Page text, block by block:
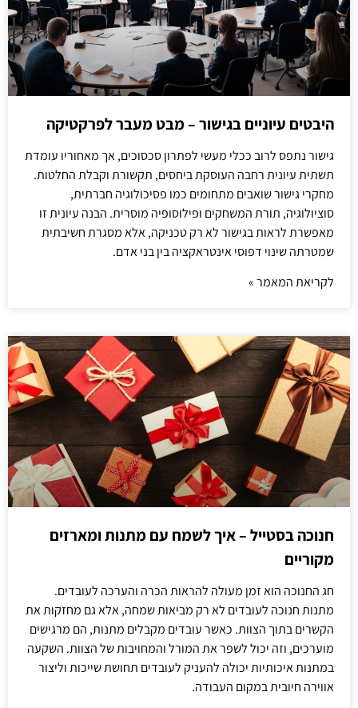
היבטים עיוניים בגישור – מבט מעבר לפרקטיקה
גישור נתפס לרוב ככלי מעשי לפתרון סכסוכים, אך מאחוריו עומדת
תשתית עיונית רחבה העוסקת ביחסים, תקשורת וקבלת החלטות.
מחקרי גישור שואבים מתחומים כמו פסיכולוגיה חברתית,
סוציולוגיה, תורת המשחקים ופילוסופיה מוסרית. הבנה עיונית זו
מאפשרת לראות בגישור לא רק טכניקה, אלא מסגרת חשיבתית
שמטרתה שינוי דפוסי אינטראקציה בין בני אדם.
לקריאת המאמר »
חנוכה בסטייל – איך לשמח עם מתנות ומארזים
מקוריים
חג החנוכה הוא זמן מעולה להראות הכרה והערכה לעובדים.
מתנות חנוכה לעובדים לא רק מביאות שמחה, אלא גם מחזקות את
הקשרים בתוך הצוות. כאשר עובדים מקבלים מתנות, הם מרגישים
מוערכים, וזה יכול לשפר את המורל והמחויבות של הצוות. השקעה
במתנות איכותיות יכולה להעניק לעובדים תחושת שייכות וליצור
אווירה חיובית במקום העבודה.